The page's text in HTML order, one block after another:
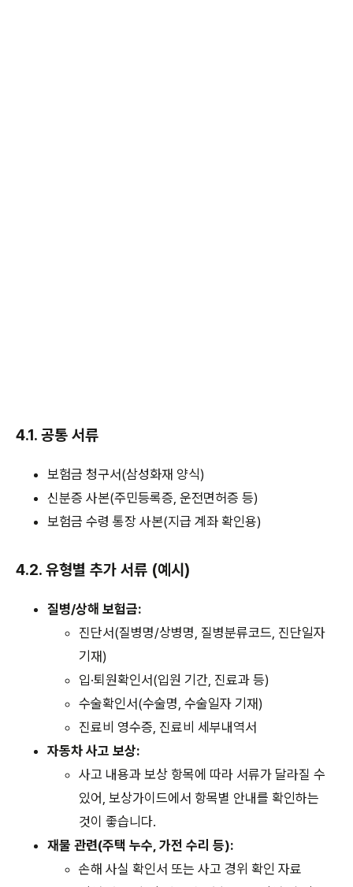
4.1. 공통 서류
보험금 청구서(삼성화재 양식)
신분증 사본(주민등록증, 운전면허증 등)
보험금 수령 통장 사본(지급 계좌 확인용)
4.2. 유형별 추가 서류 (예시)
질병/상해 보험금:
진단서(질병명/상병명, 질병분류코드, 진단일자
기재)
입·퇴원확인서(입원 기간, 진료과 등)
수술확인서(수술명, 수술일자 기재)
진료비 영수증, 진료비 세부내역서
자동차 사고 보상:
사고 내용과 보상 항목에 따라 서류가 달라질 수
있어, 보상가이드에서 항목별 안내를 확인하는
것이 좋습니다.
재물 관련(주택 누수, 가전 수리 등):
손해 사실 확인서 또는 사고 경위 확인 자료